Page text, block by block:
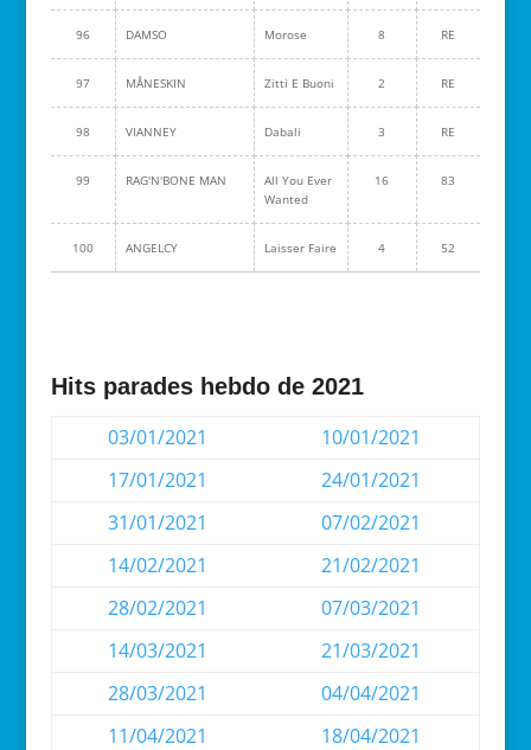
96 DAMSO Morose 8 RE
97 MÅNESKIN Zitti E Buoni 2 RE
98 VIANNEY Dabali 3 RE
99 RAG'N'BONE MAN
All You Ever
Wanted
16 83
100 ANGELCY Laisser Faire 4 52
Hits parades hebdo de 2021
03/01/2021
10/01/2021
17/01/2021
24/01/2021
31/01/2021
07/02/2021
14/02/2021
21/02/2021
28/02/2021
07/03/2021
14/03/2021
21/03/2021
28/03/2021
04/04/2021
11/04/2021
18/04/2021